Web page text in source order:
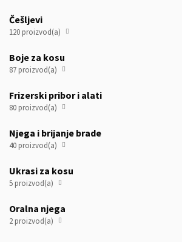
Češljevi
120 proizvod(a) 
Boje za kosu
87 proizvod(a) 
Frizerski pribor i alati
80 proizvod(a) 
Njega i brijanje brade
40 proizvod(a) 
Ukrasi za kosu
5 proizvod(a) 
Oralna njega
2 proizvod(a) 